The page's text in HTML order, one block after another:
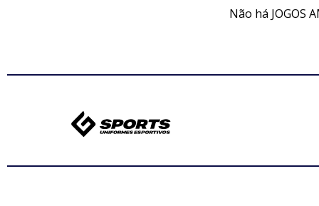
Não há JOGOS